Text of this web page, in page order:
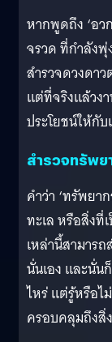
หากพูดถึง ‘อ
จรวด ที่กำลัง
สำรวจดวงดา
แต่ที่จริงแล้วง
ประโยชน์ให้กั
สำรวจทรัพ
คำว่า ‘ทรัพยา
ทะเล หรือสิ่งที่
เหล่านี้สามาร
นั่นเอง และนั่น
ไหร่ แต่รู้หรือ
ครอบคลุมถึงสิ่